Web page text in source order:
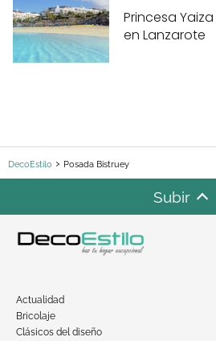
Princesa
en Lanzarote
DecoEstilo Posada Bistruey
Subir
Actualidad
Bricolaje
Clásicos del diseño